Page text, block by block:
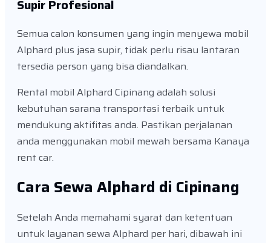
Supir Profesional
Semua calon konsumen yang ingin menyewa mobil
Alphard plus jasa supir, tidak perlu risau lantaran
tersedia person yang bisa diandalkan.
Rental mobil Alphard Cipinang adalah solusi
kebutuhan sarana transportasi terbaik untuk
mendukung aktifitas anda. Pastikan perjalanan
anda menggunakan mobil mewah bersama Kanaya
rent car.
Cara Sewa Alphard di Cipinang
Setelah Anda memahami syarat dan ketentuan
untuk layanan sewa Alphard per hari, dibawah ini